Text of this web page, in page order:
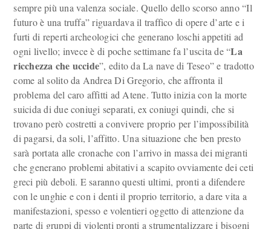
sempre più una valenza sociale. Quello dello scorso anno “Il
futuro è una truffa” riguardava il traffico di opere d’arte e i
furti di reperti archeologici che generano loschi appetiti ad
ogni livello; invece è di poche settimane fa l’uscita de “La
ricchezza che uccide”, edito da La nave di Teseo” e tradotto
come al solito da Andrea Di Gregorio, che affronta il
problema del caro affitti ad Atene. Tutto inizia con la morte
suicida di due coniugi separati, ex coniugi quindi, che si
trovano però costretti a convivere proprio per l’impossibilità
di pagarsi, da soli, l’affitto. Una situazione che ben presto
sarà portata alle cronache con l’arrivo in massa dei migranti
che generano problemi abitativi a scapito ovviamente dei ceti
greci più deboli. E saranno questi ultimi, pronti a difendere
con le unghie e con i denti il proprio territorio, a dare vita a
manifestazioni, spesso e volentieri oggetto di attenzione da
parte di gruppi di violenti pronti a strumentalizzare i bisogni